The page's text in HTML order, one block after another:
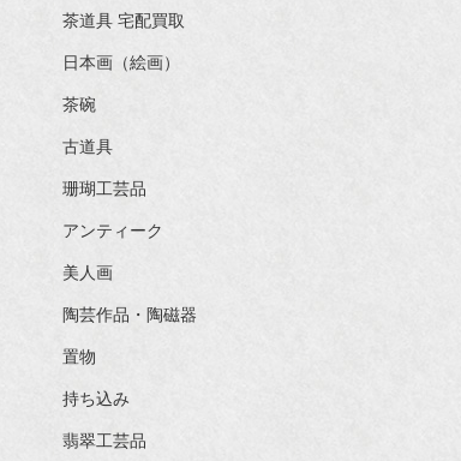
茶道具 宅配買取
日本画（絵画）
茶碗
古道具
珊瑚工芸品
アンティーク
美人画
陶芸作品・陶磁器
置物
持ち込み
翡翠工芸品